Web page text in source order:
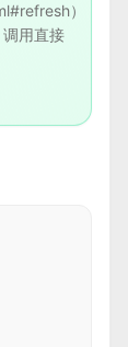
）
用直接